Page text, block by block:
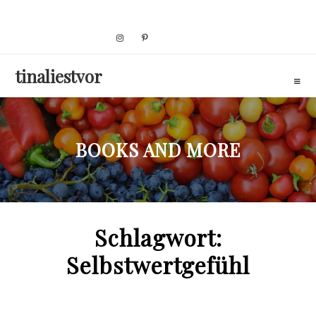
tinaliestvor
BOOKS AND MORE
Schlagwort:
Selbstwertgefühl